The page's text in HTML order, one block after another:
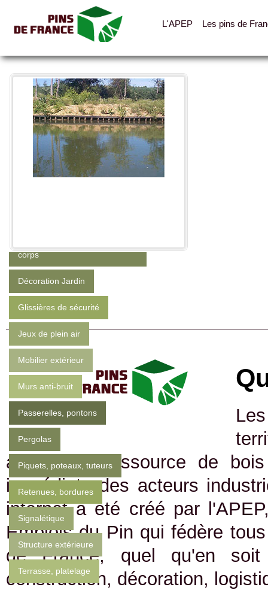
L'APEP Les pins de
Toutes les photos
corps
Décoration Jardin
Glissières de sécurité
Jeux de plein air
Mobilier extérieur
Murs anti-bruit
Passerelles, pontons
Pergolas
Piquets, poteaux, tuteurs
Retenues, bordures
Signalétique
Structure extérieure
Terrasse, platelage
abondante ressource de
immédiate des acteurs
internet a été créé par
Emplois du Pin qui fédère
de France, quel qu'en soit
construction, décoration,